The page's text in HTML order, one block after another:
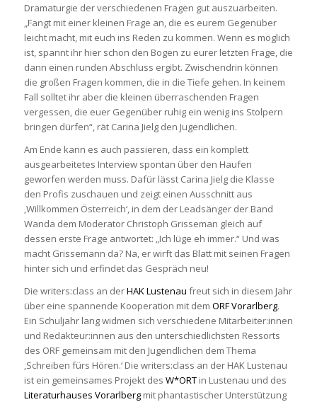
Dramaturgie der verschiedenen Fragen gut auszuarbeiten.
„Fangt mit einer kleinen Frage an, die es eurem Gegenüber
leicht macht, mit euch ins Reden zu kommen. Wenn es möglich
ist, spannt ihr hier schon den Bogen zu eurer letzten Frage, die
dann einen runden Abschluss ergibt. Zwischendrin können
die großen Fragen kommen, die in die Tiefe gehen. In keinem
Fall solltet ihr aber die kleinen überraschenden Fragen
vergessen, die euer Gegenüber ruhig ein wenig ins Stolpern
bringen dürfen“, rät Carina Jielg den Jugendlichen.
Am Ende kann es auch passieren, dass ein komplett
ausgearbeitetes Interview spontan über den Haufen
geworfen werden muss. Dafür lässt Carina Jielg die Klasse
den Profis zuschauen und zeigt einen Ausschnitt aus
‚Willkommen Österreich‘, in dem der Leadsänger der Band
Wanda dem Moderator Christoph Grisseman gleich auf
dessen erste Frage antwortet: „Ich lüge eh immer.“ Und was
macht Grissemann da? Na, er wirft das Blatt mit seinen Fragen
hinter sich und erfindet das Gespräch neu!
Die writers:class an derHAK Lustenau freut sich in diesem Jahr
über eine spannende Kooperation mit dem ORF Vorarlberg.
Ein Schuljahr lang widmen sich verschiedene Mitarbeiter:innen
und Redakteur:innen aus den unterschiedlichsten Ressorts
des ORF gemeinsam mit den Jugendlichen dem Thema
‚Schreiben fürs Hören.‘ Die writers:class an der HAK Lustenau
ist ein gemeinsames Projekt des W*ORTin Lustenau und des
Literaturhauses Vorarlbergmit phantastischer Unterstützung